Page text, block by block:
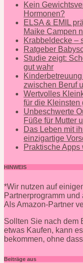
Kein
Hormonen?
ELSA & EMIL
Maike Campen
Krabbeldecke –
Ratgeber
Studie zeigt:
gut wahr
zwischen Beruf
Wertvolles
für die Kleinsten
Unbeschwerte
Füße für Mutter
Das Leben mit
einzigartige
Praktische
HINWEIS
*Wir nutzen auf
Partnerprogramm
Als Amazon-Partner
Sollten Sie nach dem
etwas Kaufen, kann
bekommen, ohne
Beiträge aus